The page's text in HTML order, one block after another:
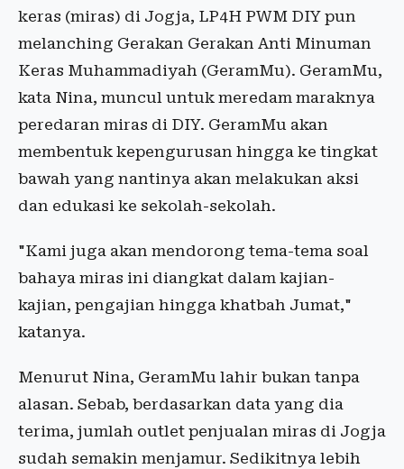
keras (miras) di Jogja, LP4H PWM DIY pun
melanching Gerakan Gerakan Anti Minuman
Keras Muhammadiyah (GeramMu). GeramMu,
kata Nina, muncul untuk meredam maraknya
peredaran miras di DIY. GeramMu akan
membentuk kepengurusan hingga ke tingkat
bawah yang nantinya akan melakukan aksi
dan edukasi ke sekolah-sekolah.
"Kami juga akan mendorong tema-tema soal
bahaya miras ini diangkat dalam kajian-
kajian, pengajian hingga khatbah Jumat,"
katanya.
Menurut Nina, GeramMu lahir bukan tanpa
alasan. Sebab, berdasarkan data yang dia
terima, jumlah outlet penjualan miras di Jogja
sudah semakin menjamur. Sedikitnya lebih